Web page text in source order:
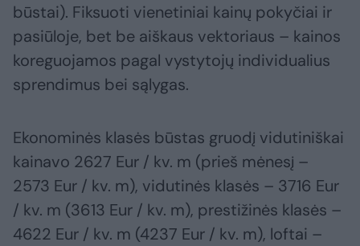
būstai). Fiksuoti vienetiniai kainų pokyčiai ir
pasiūloje, bet be aiškaus vektoriaus – kainos
koreguojamos pagal vystytojų individualius
sprendimus bei sąlygas.
Ekonominės klasės būstas gruodį vidutiniškai
kainavo 2627 Eur / kv. m (prieš mėnesį –
2573 Eur / kv. m), vidutinės klasės – 3716 Eur
/ kv. m (3613 Eur / kv. m), prestižinės klasės –
4622 Eur / kv. m (4237 Eur / kv. m), loftai –